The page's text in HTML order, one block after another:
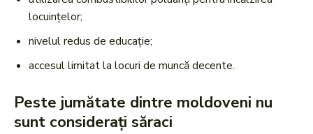
locuințelor;
nivelul redus de educație;
accesul limitat la locuri de muncă decente.
Peste jumătate dintre moldoveni nu
sunt considerați săraci